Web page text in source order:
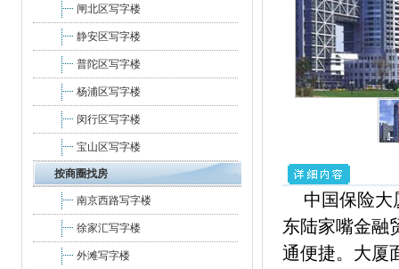
闸北区写字楼
静安区写字楼
普陀区写字楼
杨浦区写字楼
闵行区写字楼
宝山区写字楼
按商圈找房
南京西路写字楼
徐家汇写字楼
外滩写字楼
中国保险大
东陆家嘴金融
通便捷。大厦